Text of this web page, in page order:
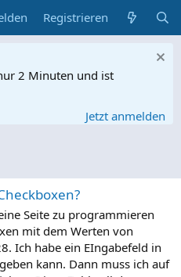
Registrieren
2 Minuten und ist
Jetzt anmelden
Seite zu programmieren
mit dem Werten von
Ich habe ein EIngabefeld in
kann. Dann muss ich auf